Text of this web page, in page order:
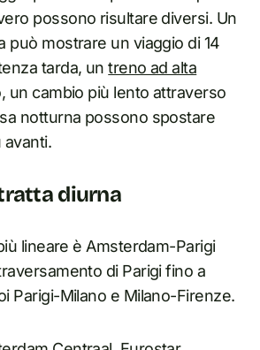
possono risultare diversi. Un
può mostrare un viaggio di 14
tarda, untreno ad alta
un cambio più lento attraverso
notturna possono spostare
avanti.
diurna
lineare è Amsterdam-Parigi
di Parigi fino a
Parigi-Milano e Milano-Firenze.